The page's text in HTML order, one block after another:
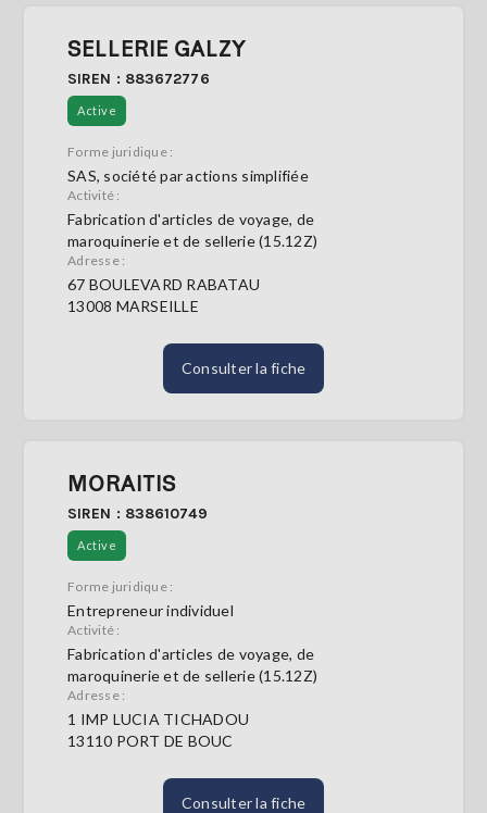
SELLERIE GALZY
SIREN : 883672776
Active
Forme juridique :
SAS, société par actions simplifiée
Activité :
Fabrication d'articles de voyage, de
maroquinerie et de sellerie (15.12Z)
Adresse :
67 BOULEVARD RABATAU
13008 MARSEILLE
Consulter la fiche
MORAITIS
SIREN : 838610749
Active
Forme juridique :
Entrepreneur individuel
Activité :
Fabrication d'articles de voyage, de
maroquinerie et de sellerie (15.12Z)
Adresse :
1 IMP LUCIA TICHADOU
13110 PORT DE BOUC
Consulter la fiche